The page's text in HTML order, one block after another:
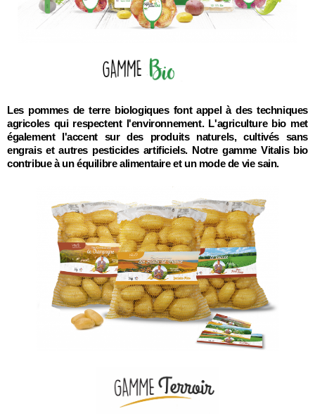
Les pommes de terre biologiques font appel à des techniques
agricoles qui respectent l'environnement. L'agriculture bio met
également l'accent sur des produits naturels, cultivés sans
engrais et autres pesticides artificiels. Notre gamme Vitalis bio
contribue à un équilibre alimentaire et un mode de vie sain.